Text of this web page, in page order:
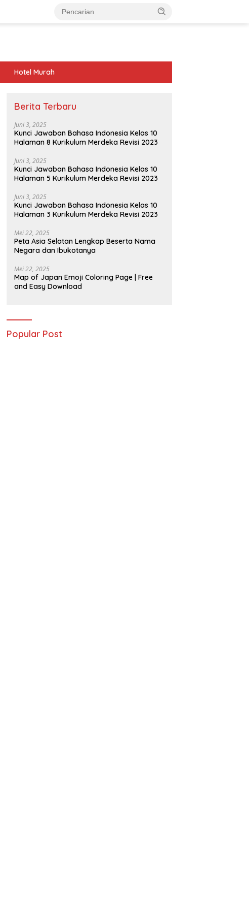
Hotel Murah
Berita Terbaru
Juni 3, 2025
Kunci Jawaban Bahasa Indonesia Kelas 10
Halaman 8 Kurikulum Merdeka Revisi 2023
Juni 3, 2025
Kunci Jawaban Bahasa Indonesia Kelas 10
Halaman 5 Kurikulum Merdeka Revisi 2023
Juni 3, 2025
Kunci Jawaban Bahasa Indonesia Kelas 10
Halaman 3 Kurikulum Merdeka Revisi 2023
Mei 22, 2025
Peta Asia Selatan Lengkap Beserta Nama
Negara dan Ibukotanya
Mei 22, 2025
Map of Japan Emoji Coloring Page | Free
and Easy Download
Popular Post